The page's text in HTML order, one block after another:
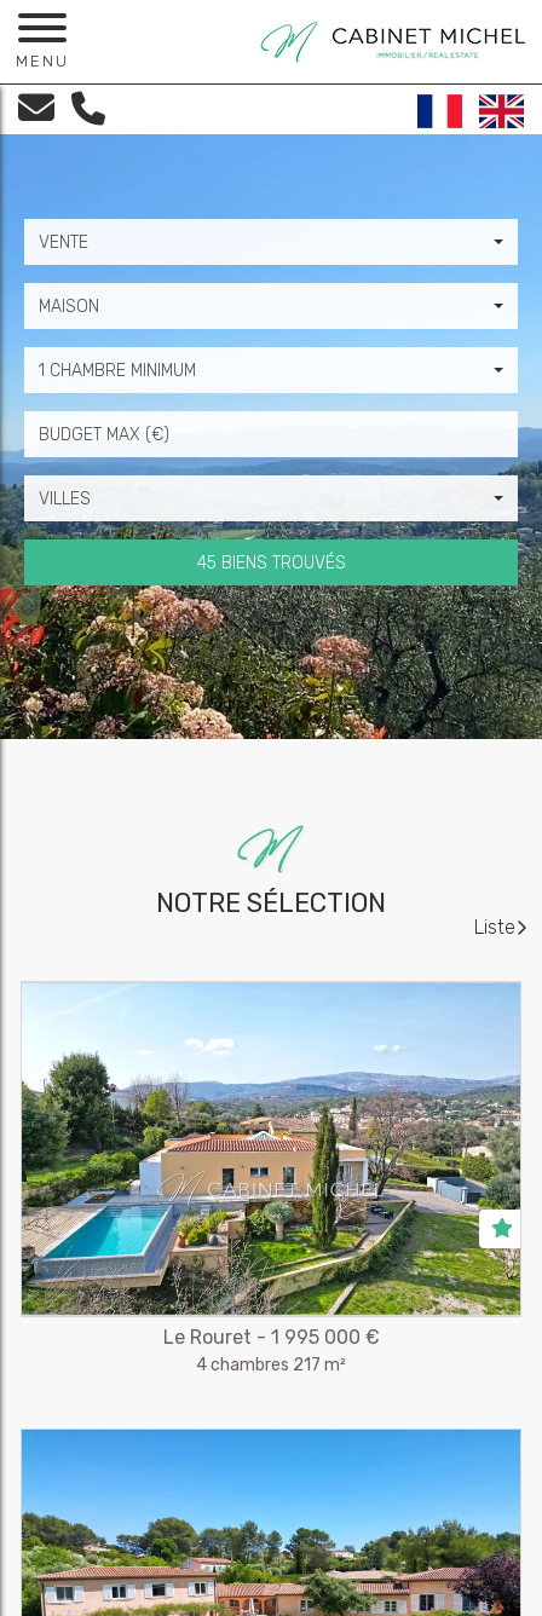
MENU
VENTE
MAISON
1 CHAMBRE MINIMUM
Prix
VILLES
45 BIENS TROUVÉS
NOTRE SÉLECTION
Liste
Le Rouret - 1 995 000 €
4 chambres 217 m²